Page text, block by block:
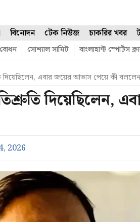
বিনোদন টেক নিউজ চাকরির খবর
বোধন সোশ্যাল সামিট বাংলাহান্ট স্পোর্টস
দিয়েছিলেন, এবার জয়ের আভাস পেয়ে কী
দিয়েছিলেন,
2026